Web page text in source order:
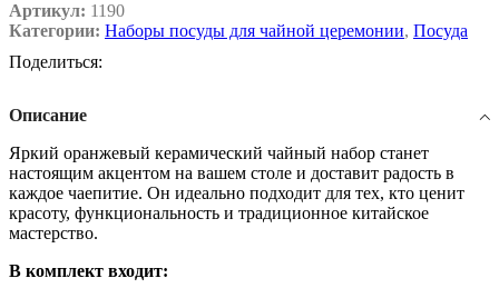
Артикул: 1190
Категории: Наборы посуды для чайной церемонии, Посуда
Поделиться:
Описание
Яркий оранжевый керамический чайный набор станет
настоящим акцентом на вашем столе и доставит радость в
каждое чаепитие. Он идеально подходит для тех, кто ценит
красоту, функциональность и традиционное китайское
мастерство.
В комплект входит: